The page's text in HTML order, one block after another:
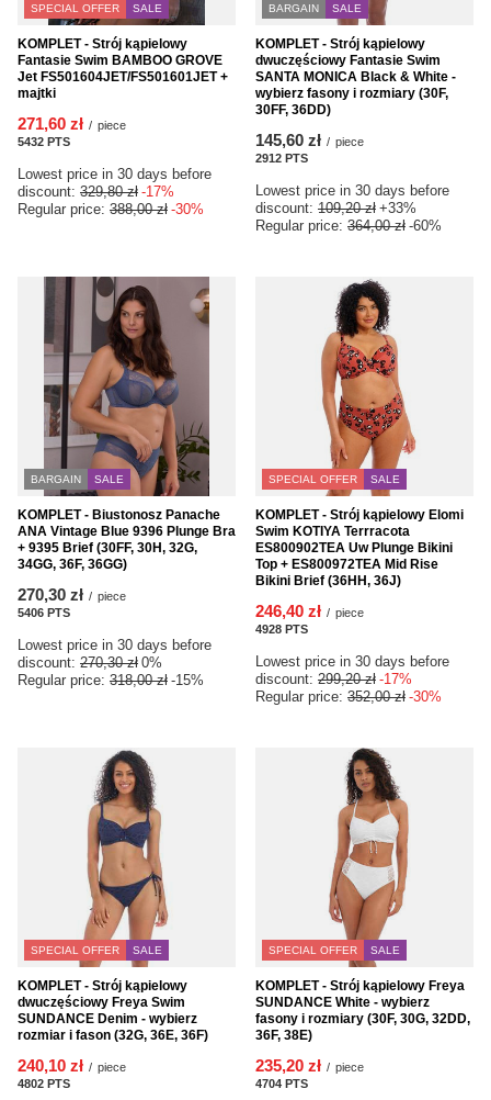
SPECIAL OFFER SALE
KOMPLET - Strój kąpielowy
Fantasie Swim BAMBOO GROVE
Jet FS501604JET/FS501601JET +
majtki
271,60 zł / piece
5432 PTS
Lowest price in 30 days before
discount: 329,80 zł -17%
Regular price: 388,00 zł -30%
BARGAIN SALE
KOMPLET - Strój kąpielowy
dwuczęściowy Fantasie Swim
SANTA MONICA Black & White -
wybierz fasony i rozmiary (30F,
30FF, 36DD)
145,60 zł / piece
2912 PTS
Lowest price in 30 days before
discount: 109,20 zł +33%
Regular price: 364,00 zł -60%
BARGAIN SALE
KOMPLET - Biustonosz Panache
ANA Vintage Blue 9396 Plunge Bra
+ 9395 Brief (30FF, 30H, 32G,
34GG, 36F, 36GG)
270,30 zł / piece
5406 PTS
Lowest price in 30 days before
discount: 270,30 zł 0%
Regular price: 318,00 zł -15%
SPECIAL OFFER SALE
KOMPLET - Strój kąpielowy Elomi
Swim KOTIYA Terrracota
ES800902TEA Uw Plunge Bikini
Top + ES800972TEA Mid Rise
Bikini Brief (36HH, 36J)
246,40 zł / piece
4928 PTS
Lowest price in 30 days before
discount: 299,20 zł -17%
Regular price: 352,00 zł -30%
SPECIAL OFFER SALE
KOMPLET - Strój kąpielowy
dwuczęściowy Freya Swim
SUNDANCE Denim - wybierz
rozmiar i fason (32G, 36E, 36F)
240,10 zł / piece
4802 PTS
SPECIAL OFFER SALE
KOMPLET - Strój kąpielowy Freya
SUNDANCE White - wybierz
fasony i rozmiary (30F, 30G, 32DD,
36F, 38E)
235,20 zł / piece
4704 PTS